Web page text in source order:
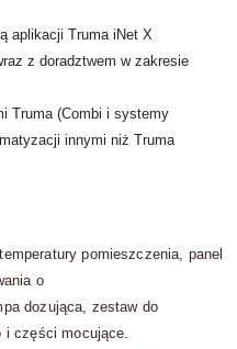
aplikacji Truma iNet X
z doradztwem w zakresie
Truma (Combi i systemy
innymi niż Truma
pomieszczenia, panel
o
dozująca, zestaw do
i części mocujące.